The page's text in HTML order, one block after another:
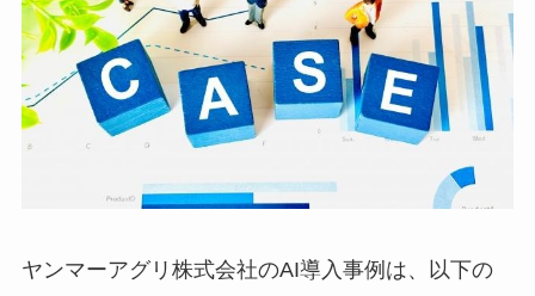
ヤンマーアグリ株式会社のAI導入事例は、以下の